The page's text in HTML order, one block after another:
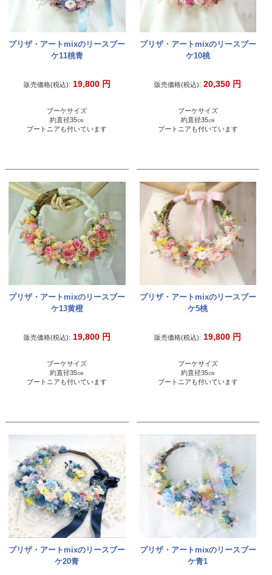
プリザ・アートmixのリースブー
ケ11桃青
販売価格(税込): 19,800 円
ブーケサイズ
約直径35㎝
ブートニアも付いています
プリザ・アートmixのリースブー
ケ10桃
販売価格(税込): 20,350 円
ブーケサイズ
約直径35㎝
ブートニアも付いています
プリザ・アートmixのリースブー
ケ13黄橙
販売価格(税込): 19,800 円
ブーケサイズ
約直径35㎝
ブートニアも付いています
プリザ・アートmixのリースブー
ケ5桃
販売価格(税込): 19,800 円
ブーケサイズ
約直径35㎝
ブートニアも付いています
プリザ・アートmixのリースブー
ケ20青
プリザ・アートmixのリースブー
ケ青1